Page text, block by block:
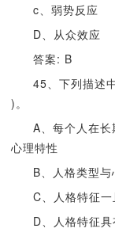
c、弱势反应
D、从众效应
答案: B
45、下列描述
)。
A、每个人在
心理特性
B、人格类型
C、人格特征
D、人格特征